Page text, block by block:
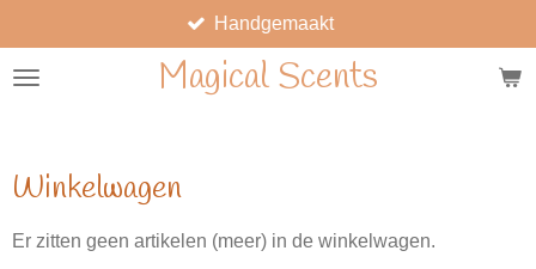
direct
naar
Magical Scents
Handgemaakt
Winkelwagen
Er zitten geen artikelen (meer) in de winkelwagen.